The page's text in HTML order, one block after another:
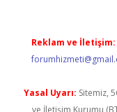
Reklam ve İletişim:
Yasal Uyarı: Sitemiz,
ve İletişim Kurumu